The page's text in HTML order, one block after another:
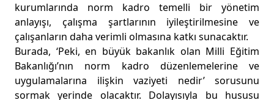
kurumlarında norm kadro temelli bir yönetim
anlayışı, çalışma şartlarının iyileştirilmesine ve
çalışanların daha verimli olmasına katkı sunacaktır.
Burada, ‘Peki, en büyük bakanlık olan Milli Eğitim
Bakanlığı’nın norm kadro düzenlemelerine ve
uygulamalarına ilişkin vaziyeti nedir’ sorusunu
sormak yerinde olacaktır. Dolayısıyla bu hususu